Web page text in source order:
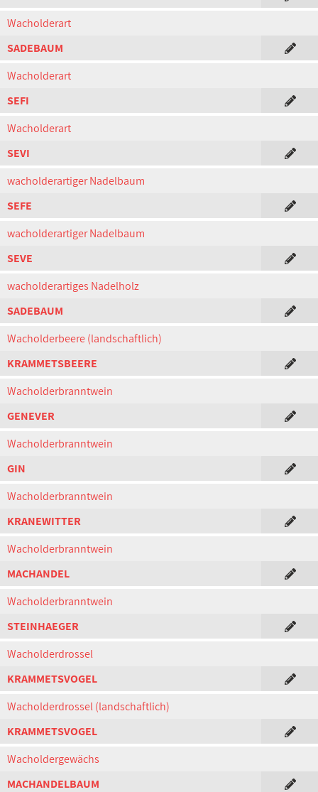
Wacholderart
SADEBAUM
Wacholderart
SEFI
Wacholderart
SEVI
wacholderartiger Nadelbaum
SEFE
wacholderartiger Nadelbaum
SEVE
wacholderartiges Nadelholz
SADEBAUM
Wacholderbeere (landschaftlich)
KRAMMETSBEERE
Wacholderbranntwein
GENEVER
Wacholderbranntwein
GIN
Wacholderbranntwein
KRANEWITTER
Wacholderbranntwein
MACHANDEL
Wacholderbranntwein
STEINHAEGER
Wacholderdrossel
KRAMMETSVOGEL
Wacholderdrossel (landschaftlich)
KRAMMETSVOGEL
Wacholdergewächs
MACHANDELBAUM